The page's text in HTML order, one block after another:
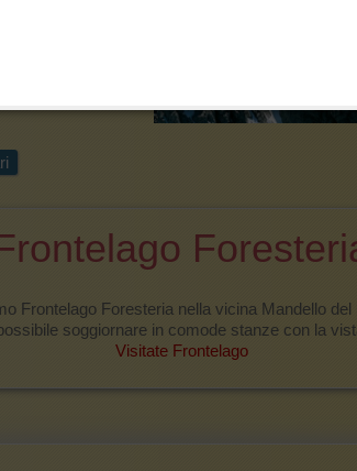
Frontelago Foresteria nella vicina Mandello
soggiornare in comode stanze con la
Visitate Frontelago